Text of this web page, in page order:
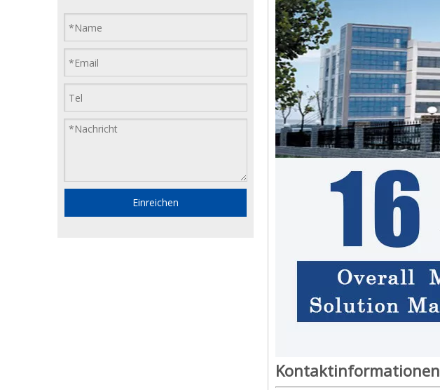
Einreichen
Kontaktinformationen